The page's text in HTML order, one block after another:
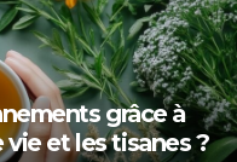
grâce à
vie et les tisanes ?